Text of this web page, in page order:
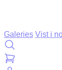
Galeries Vist i